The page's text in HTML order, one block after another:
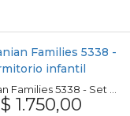
$ 1.750,00